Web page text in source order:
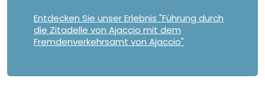
Entdecken Sie unser Erlebnis "Führung durch
die Zitadelle von Ajaccio mit dem
Fremdenverkehrsamt von Ajaccio"